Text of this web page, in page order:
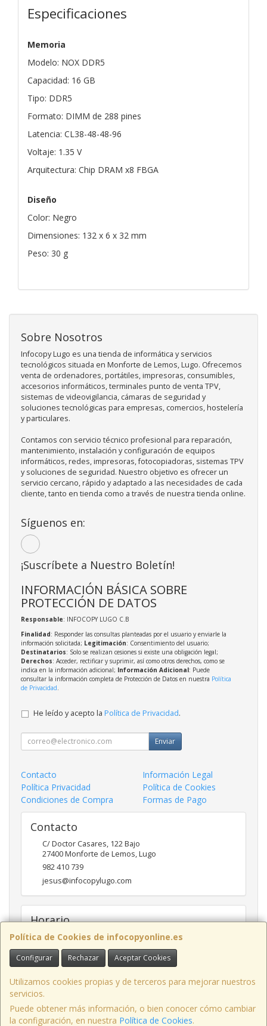
Especificaciones
Memoria
Modelo: NOX DDR5
Capacidad: 16 GB
Tipo: DDR5
Formato: DIMM de 288 pines
Latencia: CL38-48-48-96
Voltaje: 1.35 V
Arquitectura: Chip DRAM x8 FBGA
Diseño
Color: Negro
Dimensiones: 132 x 6 x 32 mm
Peso: 30 g
Política de Cookies de infocopyonline.es
Configurar Rechazar Aceptar Cookies
Utilizamos cookies propias y de terceros para mejorar nuestros
servicios.
Puede obtener más información, o bien conocer cómo cambiar
la configuración, en nuestra Política de Cookies.
Sobre Nosotros
Infocopy Lugo es una tienda de informática y servicios
tecnológicos situada en Monforte de Lemos, Lugo. Ofrecemos
venta de ordenadores, portátiles, impresoras, consumibles,
accesorios informáticos, terminales punto de venta TPV,
sistemas de videovigilancia, cámaras de seguridad y
soluciones tecnológicas para empresas, comercios, hostelería
y particulares.
Contamos con servicio técnico profesional para reparación,
mantenimiento, instalación y configuración de equipos
informáticos, redes, impresoras, fotocopiadoras, sistemas TPV
y soluciones de seguridad. Nuestro objetivo es ofrecer un
servicio cercano, rápido y adaptado a las necesidades de cada
cliente, tanto en tienda como a través de nuestra tienda online.
Síguenos en:
¡Suscríbete a Nuestro Boletín!
INFORMACIÓN BÁSICA SOBRE
PROTECCIÓN DE DATOS
Responsable: INFOCOPY LUGO C.B
Finalidad: Responder las consultas planteadas por el usuario y enviarle la
información solicitada; Legitimación: Consentimiento del usuario;
Destinatarios: Solo se realizan cesiones si existe una obligación legal;
Derechos: Acceder, rectificar y suprimir, así como otros derechos, como se
indica en la información adicional; Información Adicional: Puede
consultar la información completa de Protección de Datos en nuestra Política
de Privacidad
He leído y acepto la Política de Privacidad.
Enviar
Contacto
Información Legal
Política Privacidad
Política de Cookies
Condiciones de Compra
Formas de Pago
Contacto
C/ Doctor Casares, 122 Bajo
27400Monforte de Lemos,Lugo
982 410 739
jesus@infocopylugo.com
Horario
10:00 - 13:30 16:30 - 20:00
Infocopy Lugo, C.B. · C/ Doctor Casares, 122 Bajo, 27400 Monforte de
Lemos, Lugo, España · CIF: E27283464 · Tel.: 982 410 739 · Email:
EJERCER DERECHO DE DESISTIMIENTO